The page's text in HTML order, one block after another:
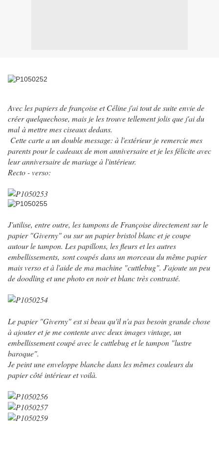
Avec les papiers de françoise et Céline j'ai tout de suite envie de
créer quelquechose, mais je les trouve tellement jolis que j'ai du
mal à mettre mes ciseaux dedans.
Cette carte a un double message: à l'extérieur je remercie mes
parents pour le cadeaux de mon anniversaire et je les félicite avec
leur anniversaire de mariage à l'intérieur.
Recto - verso:
J'utilise, entre outre, les tampons de Françoise directement sur le
papier "Giverny" ou sur un papier bristol blanc et je coupe
autour le tampon. Les papillons, les fleurs et les autres
embellissements, sont coupés dans un morceau du même papier
mais verso et à l'aide de ma machine "cuttlebug". J'ajoute un peu
de doodling et une photo en noir et blanc très contrasté.
Le papier "Giverny" est si beau qu'il n'a pas besoin grande chose
à ajouter et je me contente avec deux images vintage, un
embellissement coupé avec le cuttlebug et le tampon "lustre
baroque".
Je peint une enveloppe blanche dans les mêmes couleurs du
papier côté intérieur et voilà.